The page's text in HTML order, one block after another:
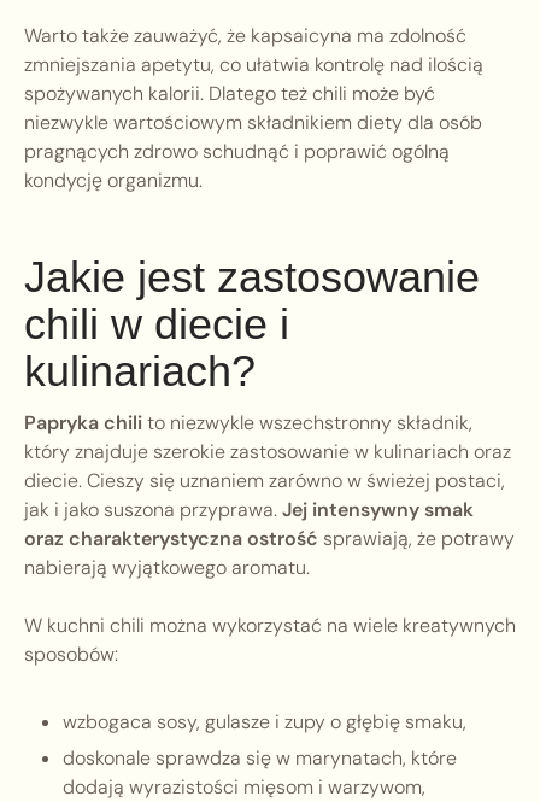
Warto także zauważyć, że kapsaicyna ma zdolność
zmniejszania apetytu, co ułatwia kontrolę nad ilością
spożywanych kalorii. Dlatego też chili może być
niezwykle wartościowym składnikiem diety dla osób
pragnących zdrowo schudnąć i poprawić ogólną
kondycję organizmu.
Jakie jest zastosowanie
chili w diecie i
kulinariach?
Papryka chilito niezwykle wszechstronny składnik,
który znajduje szerokie zastosowanie w kulinariach oraz
diecie. Cieszy się uznaniem zarówno w świeżej postaci,
jak i jako suszona przyprawa.Jej intensywny smak
oraz charakterystyczna ostrość sprawiają, że potrawy
nabierają wyjątkowego aromatu.
W kuchni chili można wykorzystać na wiele kreatywnych
sposobów:
wzbogaca sosy, gulasze i zupy o głębię smaku,
doskonale sprawdza się w marynatach, które
dodają wyrazistości mięsom i warzywom,